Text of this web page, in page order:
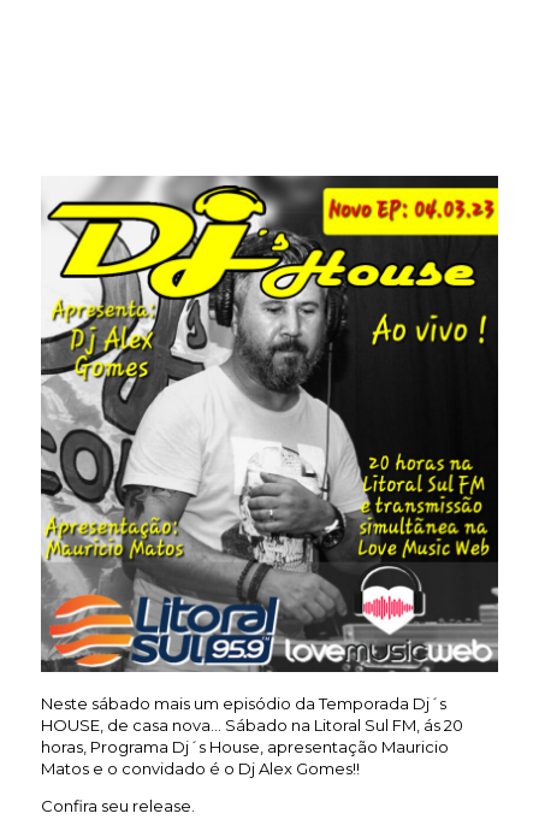
Neste sábado mais um episódio da Temporada Dj´s
HOUSE, de casa nova… Sábado na Litoral Sul FM, ás 20
horas, Programa Dj´s House, apresentação Mauricio
Matos e o convidado é o Dj Alex Gomes!!
Confira seu release.